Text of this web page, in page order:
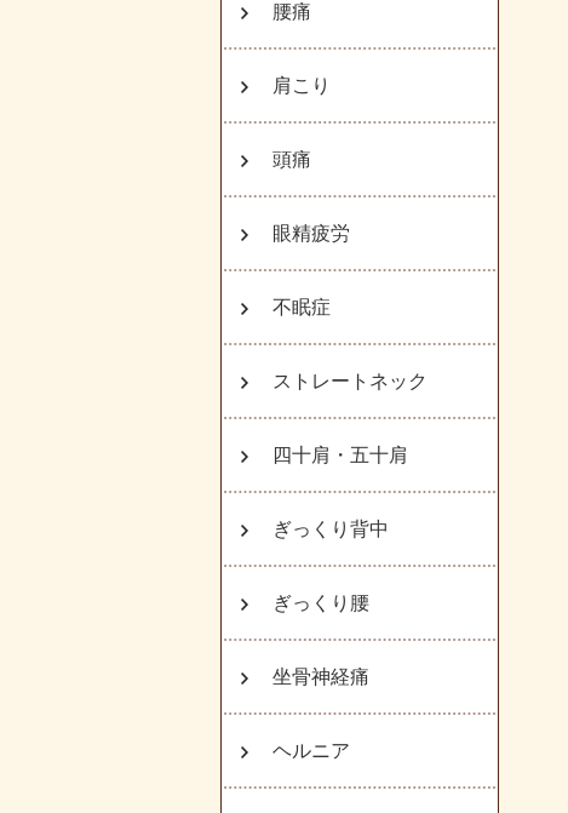
腰痛
肩こり
頭痛
眼精疲労
不眠症
ストレートネック
四十肩・五十肩
ぎっくり背中
ぎっくり腰
坐骨神経痛
ヘルニア